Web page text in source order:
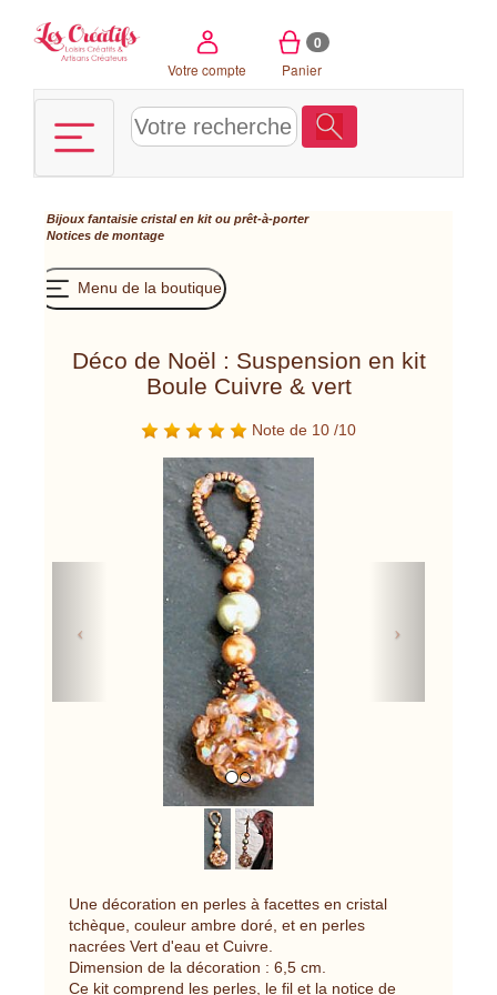
Votre compte
0
Panier
Bijoux fantaisie cristal en kit ou prêt-à-porter
Notices de montage
Menu de la boutique
Déco de Noël : Suspension en kit
Boule Cuivre & vert
Note de 10 /10
Une décoration en perles à facettes en cristal
tchèque, couleur ambre doré, et en perles
nacrées Vert d'eau et Cuivre.
Dimension de la décoration : 6,5 cm.
Ce kit comprend les perles, le fil et la notice de